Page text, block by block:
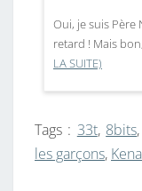
Oui, je suis Père
retard ! Mais
LA SUITE)
Tags : 33t, 8bits,
les garçons, Kena